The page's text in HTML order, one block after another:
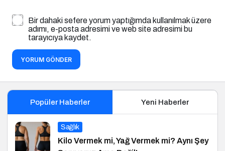
Bir dahaki sefere yorum yaptığımda kullanılmak üzere
adımı, e-posta adresimi ve web site adresimi bu
tarayıcıya kaydet.
YORUM GÖNDER
Popüler Haberler Yeni Haberler
Sağlık
Kilo Vermek mi, Yağ Vermek mi? Aynı Şey